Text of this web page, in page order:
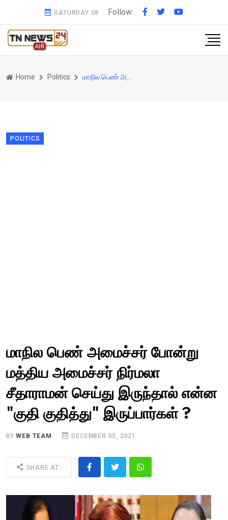
SATURDAY 08 Follow:
Home Politics
POLITICS
மாநில பெண் அமைச்சர் போன்று
மத்திய அமைச்சர் நிர்மலா
சீதாராமன் செய்து இருந்தால் என்ன
"குதி குதித்து" இருப்பார்கள் ?
BYWEB TEAM DECEMBER 05, 2021
SHARE AT: